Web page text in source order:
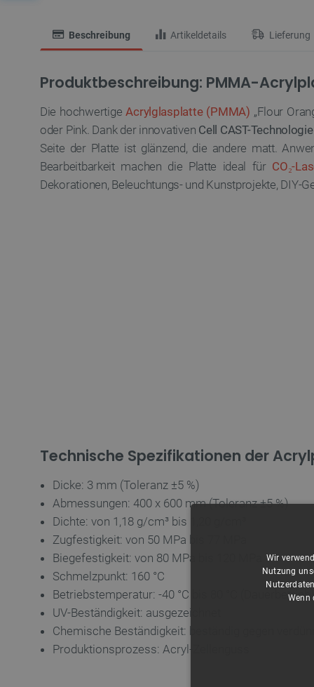
Beschreibung Artikeldetails Lieferung
Produktbeschreibung: PMMA-
Die hochwertigeAcrylglasplatte (PMMA) „Flour
oder Pink. Dank der innovativen Cell CAST-Technologie
Seite der Platte ist glänzend, die andere matt.
Bearbeitbarkeit machen die Platte ideal für CO₂-
Dekorationen, Beleuchtungs- und Kunstprojekte, DIY-
Technische Spezifikationen der
Dicke: 3 mm (Toleranz ±5 %)
Abmessungen: 400 x 600 mm (Toleranz ±5 %)
Dichte: von 1,18 g/cm³ bis 1,20 g/cm³
Zugfestigkeit: von 50 MPa bis 77 MPa
Biegefestigkeit: von 80 MPa bis 120 MPa
Schmelzpunkt: 160 °C
Betriebstemperatur: -40 °C bis 80 °C (Dauerbetrieb)
UV-Beständigkeit: ausgezeichnet
Chemische Beständigkeit: beständig gegen
Produktionsprozess: Acryl-Zellenguss
Wir
Nutzung
Wenn